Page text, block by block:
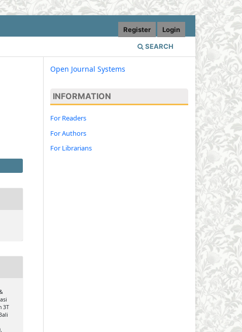
SEARCH
Register Login
3T
,
Open Journal Systems
INFORMATION
For Readers
For Authors
For Librarians